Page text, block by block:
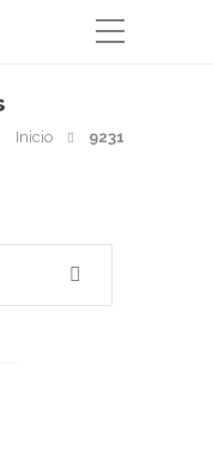
Inicio 9231